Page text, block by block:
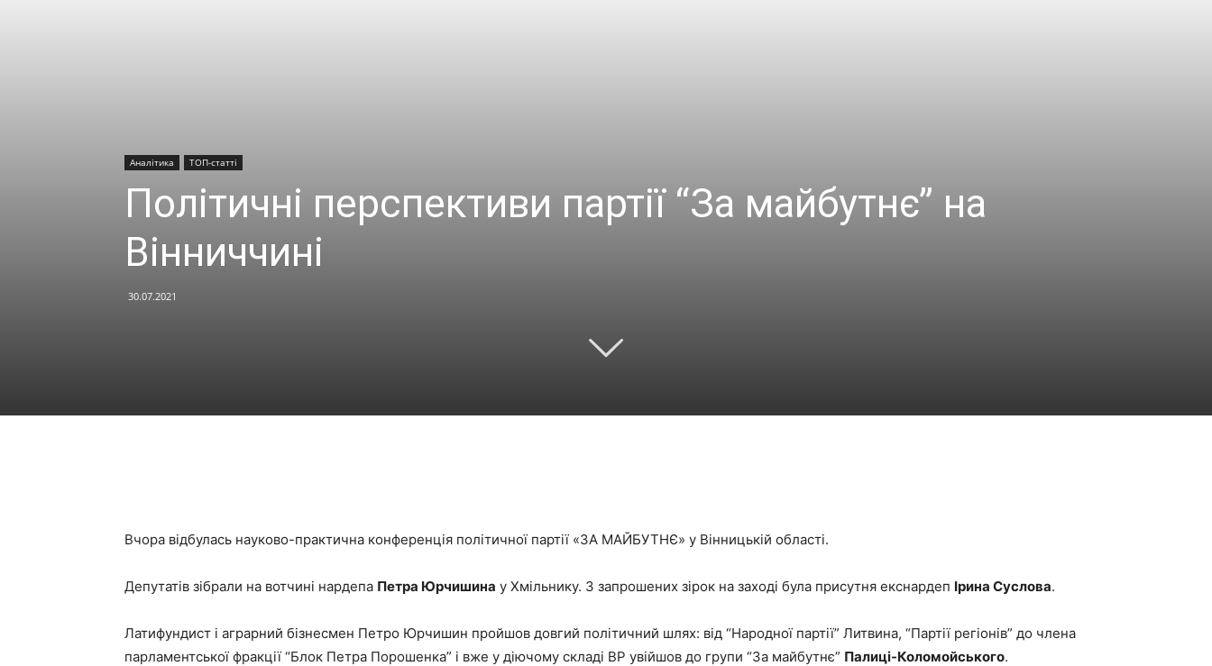
Аналітика ТОП-статті
Політичні перспективи партії “За майбутнє” на
Вінниччині
30.07.2021
Вчора відбулась науково-практична конференція політичної партії «ЗА МАЙБУТНЄ» у Вінницькій області.
Депутатів зібрали на вотчині нардепа Петра Юрчишина у Хмільнику. З запрошених зірок на заході була присутня екснардеп Ірина Суслова.
Латифундист і аграрний бізнесмен Петро Юрчишин пройшов довгий політичний шлях: від “Народної партії” Литвина, “Партії регіонів” до члена
парламентської фракції “Блок Петра Порошенка” і вже у діючому складі ВР увійшов до групи “За майбутнє” Палиці-Коломойського.